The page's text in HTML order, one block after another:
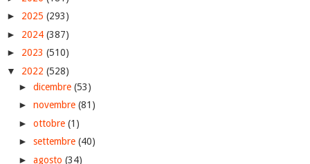
► 2025 (293)
► 2024 (387)
► 2023 (510)
▼ 2022 (528)
► dicembre (53)
► novembre (81)
► ottobre (1)
► settembre (40)
► agosto (34)